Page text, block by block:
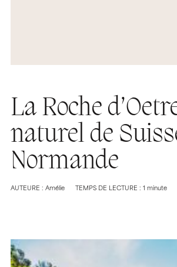
La Roche
naturel de
Normande
AUTEURE : Amélie TEMPS DE LECTURE : 1 minute